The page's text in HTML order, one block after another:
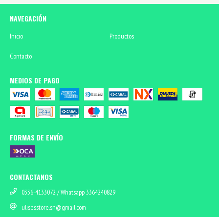
NAVEGACIÓN
Inicio Productos
Contacto
MEDIOS DE PAGO
FORMAS DE ENVÍO
CONTACTANOS
0336-4133072 / Whatsapp 3364240829
ulisesstore.sn@gmail.com